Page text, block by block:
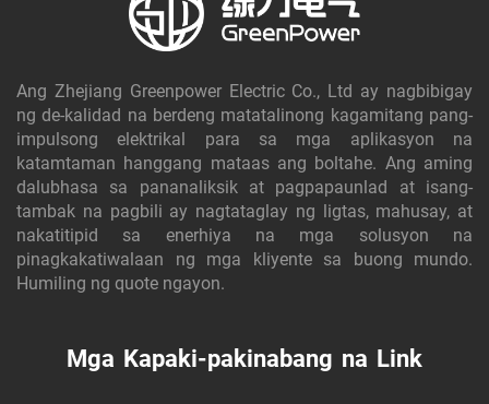
Ang Zhejiang Greenpower Electric Co., Ltd ay nagbibigay
ng de-kalidad na berdeng matatalinong kagamitang pang-
impulsong elektrikal para sa mga aplikasyon na
katamtaman hanggang mataas ang boltahe. Ang aming
dalubhasa sa pananaliksik at pagpapaunlad at isang-
tambak na pagbili ay nagtataglay ng ligtas, mahusay, at
nakatitipid sa enerhiya na mga solusyon na
pinagkakatiwalaan ng mga kliyente sa buong mundo.
Humiling ng quote ngayon.
Mga Kapaki-pakinabang na Link